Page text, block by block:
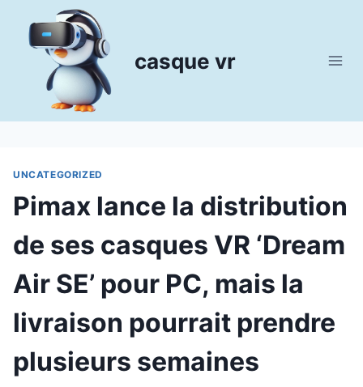
contenu
casque vr
UNCATEGORIZED
Pimax lance la distribution
de ses casques VR ‘Dream
Air SE’ pour PC, mais la
livraison pourrait prendre
plusieurs semaines